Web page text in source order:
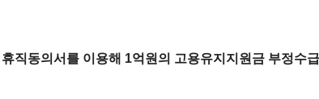
직동의서를 이용해 1억원의 고용유지지원금 부정수